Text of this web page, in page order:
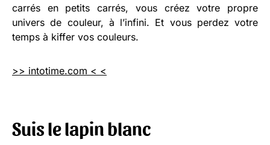
carrés en petits carrés, vous créez votre propre
univers de couleur, à l’infini. Et vous perdez votre
temps à kiffer vos couleurs.
>> intotime.com < <
Suis le lapin blanc